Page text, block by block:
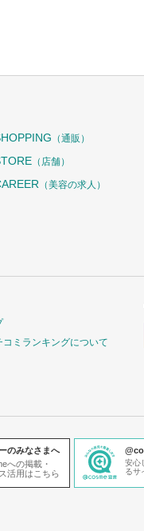
（通販）
（店舗）
（美容の求人）
コミランキングについて
のみなさまへ
への掲載・
活用はこちら
安心
るサ